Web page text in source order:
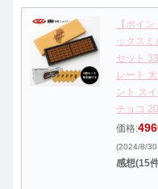
【ポイ
ックス
セット
レート
ント ス
チョコ
価格:
(2024/8/
感想(15